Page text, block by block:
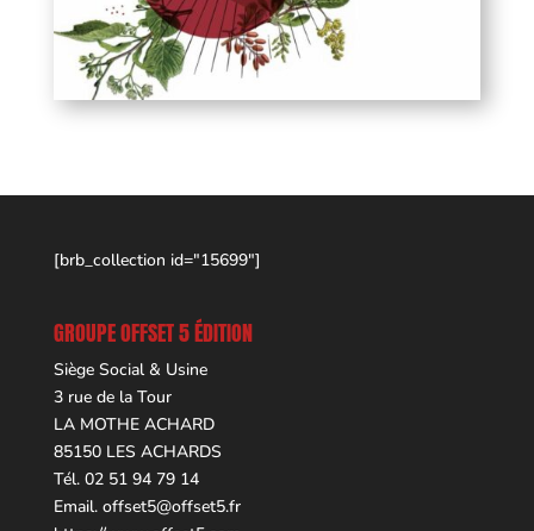
[brb_collection id="15699"]
GROUPE OFFSET 5 ÉDITION
Siège Social & Usine
3 rue de la Tour
LA MOTHE ACHARD
85150 LES ACHARDS
Tél. 02 51 94 79 14
Email. offset5@offset5.fr